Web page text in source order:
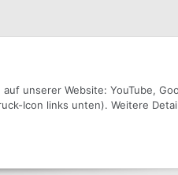
unserer Website: YouTube,
Icon links unten). Weitere